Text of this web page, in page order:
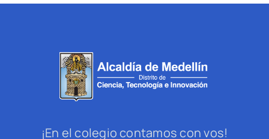
¡En el colegio contamos con vos!